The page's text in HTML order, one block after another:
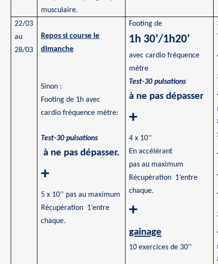
musculaire.
22/03
au
28/03
Repos si course le
dimanche
Sinon :
Footing de 1h avec
cardio fréquence métre:
Test-30 pulsations
à ne pas dépasser.
+
5 x 10’’ pas au maximum
Récupération 1’entre
chaque.
Footing de
1h 30’/1h20’
aveccardio fréquence
métre
Test-30 pulsations
à ne pas dépasser
+
4 x 10’’
En accélérant
pas au maximum
Récupération 1’entre
chaque.
+
gainage
10 exercices de 30’’